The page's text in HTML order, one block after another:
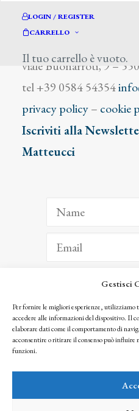
Gestisci
Per fornire le migliori esperienze, utilizziamo
accedere alle informazioni del dispositivo. Il
elaborare dati come il comportamento di
acconsentire o ritirare il consenso può
funzioni.
LOGIN / REGISTER
CARRELLO
Il tuo carrello è vuoto.
viale Buonarroti, 9 –
tel +39 0584 54354
privacy policy– cookie
Iscriviti alla
Matteucci
Facendo clic per iscriverti, riconosci che
seguendo la nostra Privacy Policy
© 2025 Istituto Matteucci. All right reserved
l’autorizzazione scritta dei proprietari dei